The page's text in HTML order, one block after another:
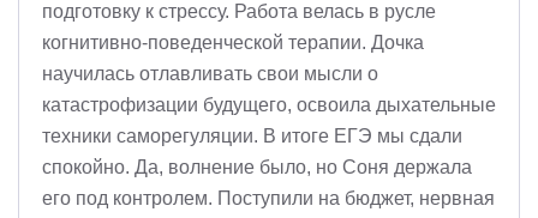
подготовку к стрессу. Работа велась в русле
когнитивно-поведенческой терапии. Дочка
научилась отлавливать свои мысли о
катастрофизации будущего, освоила дыхательные
техники саморегуляции. В итоге ЕГЭ мы сдали
спокойно. Да, волнение было, но Соня держала
его под контролем. Поступили на бюджет, нервная